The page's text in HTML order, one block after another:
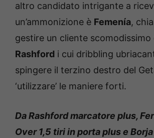
altro candidato intrigante a
un’ammonizione è Femenía,
gestire un cliente scomodissimo
Rashford i cui dribbling
spingere il terzino destro del
‘utilizzare’ le maniere forti.
Da Rashford marcatore plus,
Over 1,5 tiri in porta plus e